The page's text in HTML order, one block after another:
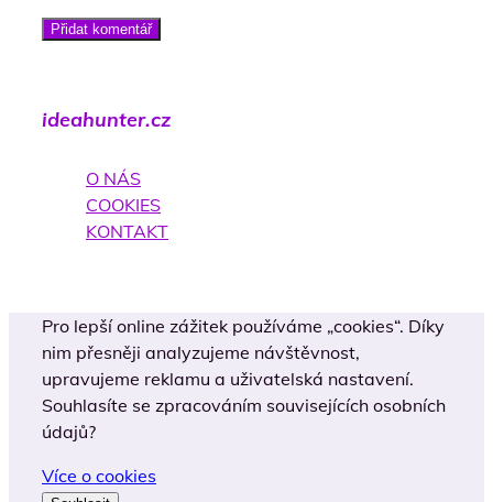
Přidat komentář
ideahunter.cz
O NÁS
COOKIES
KONTAKT
Pro lepší online zážitek používáme „cookies“. Díky
nim přesněji analyzujeme návštěvnost,
upravujeme reklamu a uživatelská nastavení.
Souhlasíte se zpracováním souvisejících osobních
údajů?
Více o cookies